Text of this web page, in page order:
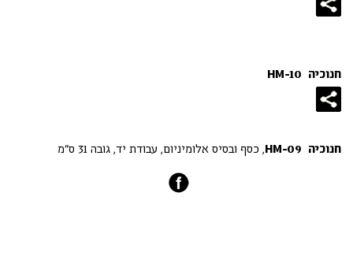
חנוכיה HM-10
חנוכיה HM-09 , כסף ובסיס אלומיניום, עבודת יד, גובה 31 ס"מ